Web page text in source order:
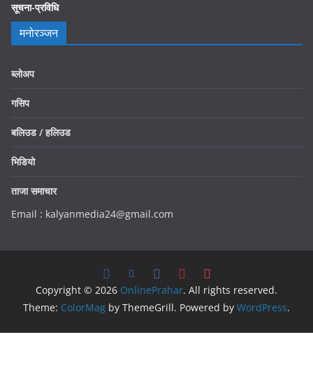
सूचना-प्रविधि
मनोरञ्जन
ब्लोअप
गसिप
बलिउड / हलिउड
भिडियो
ताजा समाचार
Email : kalyanmedia24@gmail.com
Copyright © 2026 OnlinePrahar. All rights reserved.
Theme: ColorMag by ThemeGrill. Powered by WordPress.